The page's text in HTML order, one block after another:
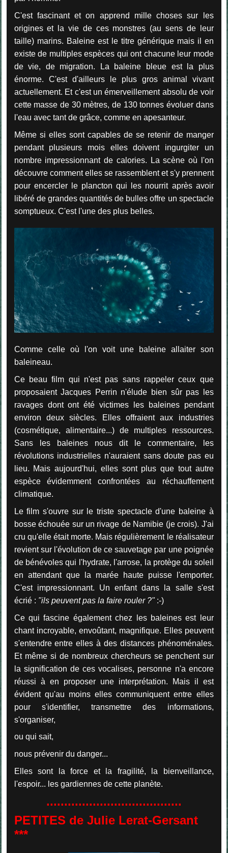
C'est fascinant et on apprend mille choses sur les
origines et la vie de ces monstres (au sens de leur
taille) marins. Baleine est le titre générique mais il en
existe de multiples espèces qui ont chacune leur mode
de vie, de migration. La baleine bleue est la plus
énorme. C'est d'ailleurs le plus gros animal vivant
actuellement. Et c'est un émerveillement absolu de voir
cette masse de 30 mètres, de 130 tonnes évoluer dans
l'eau avec tant de grâce, comme en apesanteur.
Même si elles sont capables de se retenir de manger
pendant plusieurs mois elles doivent ingurgiter un
nombre impressionnant de calories. La scène où l'on
découvre comment elles se rassemblent et s'y prennent
pour encercler le plancton qui les nourrit après avoir
libéré de grandes quantités de bulles offre un spectacle
somptueux. C'est l'une des plus belles.
Comme celle où l'on voit une baleine allaiter son
baleineau.
Ce beau film qui n'est pas sans rappeler ceux que
proposaient Jacques Perrin n'élude bien sûr pas les
ravages dont ont été victimes les baleines pendant
environ deux siècles. Elles offraient aux industries
(cosmétique, alimentaire...) de multiples ressources.
Sans les baleines nous dit le commentaire, les
révolutions industrielles n'auraient sans doute pas eu
lieu. Mais aujourd'hui, elles sont plus que tout autre
espèce évidemment confrontées au réchauffement
climatique.
Le film s'ouvre sur le triste spectacle d'une baleine à
bosse échouée sur un rivage de Namibie (je crois). J'ai
cru qu'elle était morte. Mais régulièrement le réalisateur
revient sur l'évolution de ce sauvetage par une poignée
de bénévoles qui l'hydrate, l'arrose, la protège du soleil
en attendant que la marée haute puisse l'emporter.
C'est impressionnant. Un enfant dans la salle s'est
écrié : "ils peuvent pas la faire rouler ?":-)
Ce qui fascine également chez les baleines est leur
chant incroyable, envoûtant, magnifique. Elles peuvent
s'entendre entre elles à des distances phénoménales.
Et même si de nombreux chercheurs se penchent sur
la signification de ces vocalises, personne n'a encore
réussi à en proposer une interprétation. Mais il est
évident qu'au moins elles communiquent entre elles
pour s'identifier, transmettre des informations,
s'organiser,
ou qui sait,
nous prévenir du danger...
Elles sont la force et la fragilité, la bienveillance,
l'espoir... les gardiennes de cette planète.
......................................
PETITES de Julie Lerat-Gersant
***